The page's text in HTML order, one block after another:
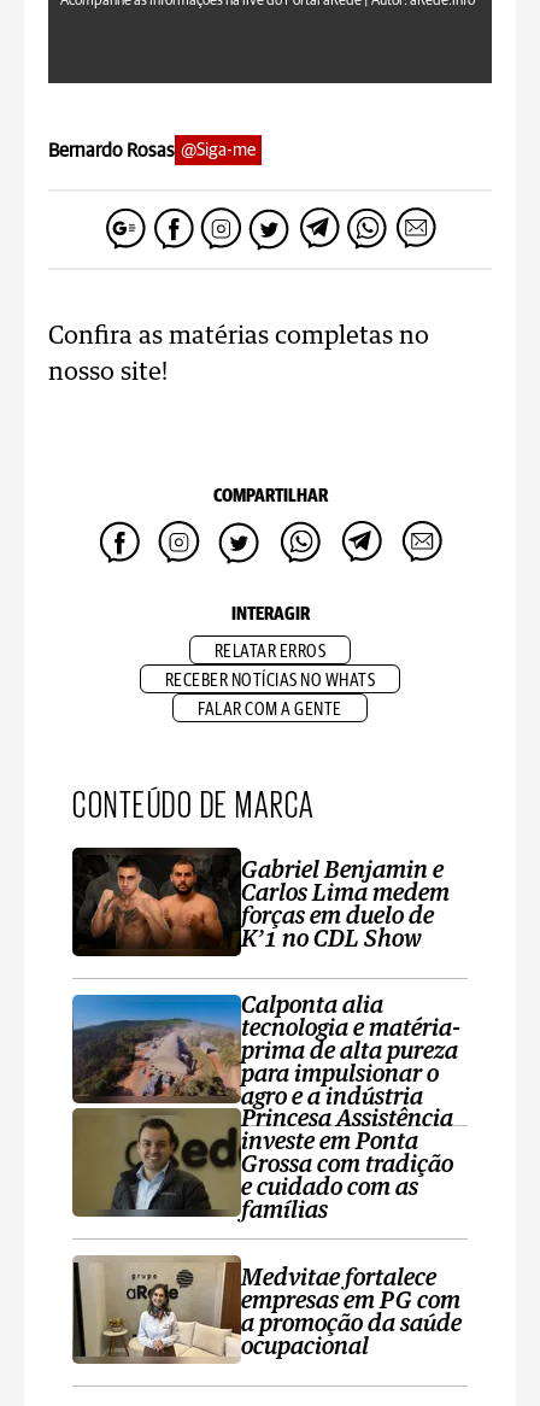
Bernardo Rosas @Siga-me
Confira as matérias completas no
nosso site!
COMPARTILHAR
INTERAGIR
RELATAR ERROS
RECEBER NOTÍCIAS NO WHATS
FALAR COM A GENTE
CONTEÚDO DE MARCA
Gabriel Benjamin e
Carlos Lima medem
forças em duelo de
K’1 no CDL Show
Calponta alia
tecnologia e matéria-
prima de alta pureza
para impulsionar o
agro e a indústria
Princesa Assistência
investe em Ponta
Grossa com tradição
e cuidado com as
famílias
Medvitae fortalece
empresas em PG com
a promoção da saúde
ocupacional